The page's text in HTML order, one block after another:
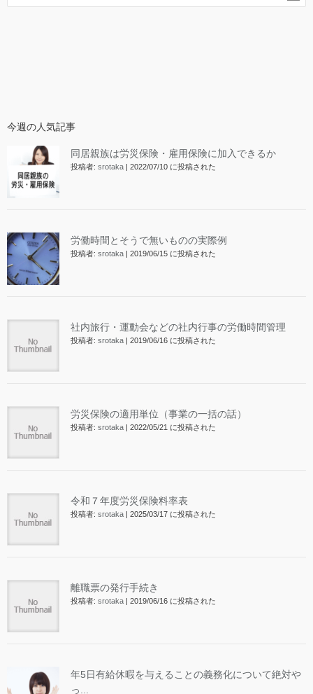
今週の人気記事
同居親族は労災保険・雇用保険に加入できるか
投稿者: srotaka | 2022/07/10 に投稿された
労働時間とそうで無いものの実際例
投稿者: srotaka | 2019/06/15 に投稿された
社内旅行・運動会などの社内行事の労働時間管理
投稿者: srotaka | 2019/06/16 に投稿された
労災保険の適用単位（事業の一括の話）
投稿者: srotaka | 2022/05/21 に投稿された
令和７年度労災保険料率表
投稿者: srotaka | 2025/03/17 に投稿された
離職票の発行手続き
投稿者: srotaka | 2019/06/16 に投稿された
年5日有給休暇を与えることの義務化について絶対や
っ...